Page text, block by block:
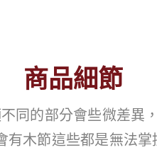
商品細節
同的部分會些微差異
有木節這些都是無法掌